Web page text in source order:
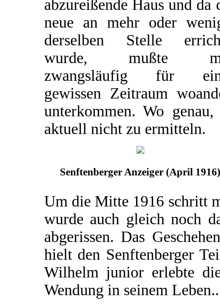
abzureißende Haus und da
neue an mehr oder
derselben Stelle
wurde, mußte
zwangsläufig für
gewissen Zeitraum
unterkommen. Wo
aktuell nicht zu ermitteln.
Senftenberger Anzeiger (April 1916)
Um die Mitte 1916 schritt
wurde auch gleich noch
abgerissen. Das
hielt den Senftenberger
Wilhelm junior erlebte
Wendung in seinem